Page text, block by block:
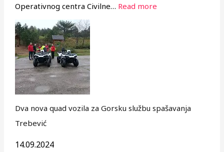
Operativnog centra Civilne… Read more
Dva nova quad vozila za Gorsku službu spašavanja
Trebević
14.09.2024